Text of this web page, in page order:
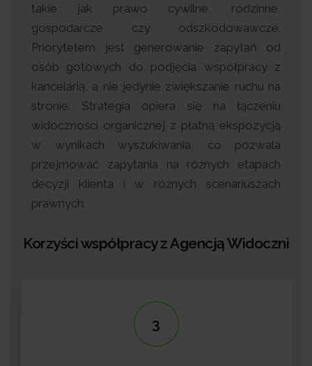
takie jak prawo cywilne, rodzinne,
gospodarcze czy odszkodowawcze.
Priorytetem jest generowanie zapytań od
osób gotowych do podjęcia współpracy z
kancelarią, a nie jedynie zwiększanie ruchu na
stronie. Strategia opiera się na łączeniu
widoczności organicznej z płatną ekspozycją
w wynikach wyszukiwania, co pozwala
przejmować zapytania na różnych etapach
decyzji klienta i w różnych scenariuszach
prawnych.
Korzyści współpracy z Agencją Widoczni
3